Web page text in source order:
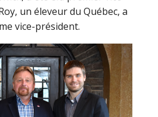
un éleveur du Québec, a
vice-président.